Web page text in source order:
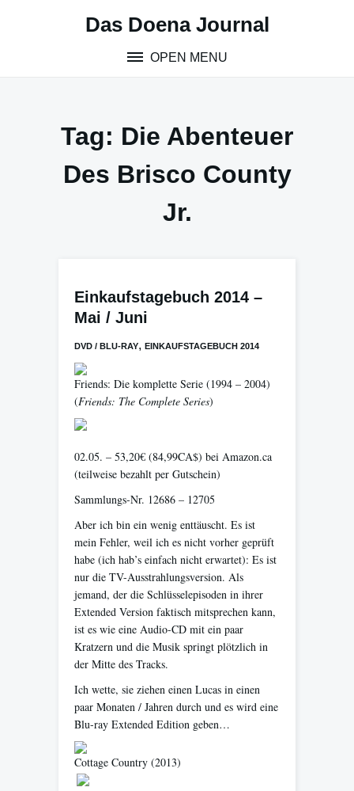
Das Doena Journal
OPEN MENU
Tag: Die Abenteuer
Des Brisco County
Jr.
Einkaufstagebuch 2014 –
Mai / Juni
DVD / BLU-RAY, EINKAUFSTAGEBUCH 2014
Friends: Die komplette Serie (1994 – 2004)
(Friends: The Complete Series)
02.05. – 53,20€ (84,99CA$) bei Amazon.ca
(teilweise bezahlt per Gutschein)
Sammlungs-Nr. 12686 – 12705
Aber ich bin ein wenig enttäuscht. Es ist
mein Fehler, weil ich es nicht vorher geprüft
habe (ich hab’s einfach nicht erwartet): Es ist
nur die TV-Ausstrahlungsversion. Als
jemand, der die Schlüsselepisoden in ihrer
Extended Version faktisch mitsprechen kann,
ist es wie eine Audio-CD mit ein paar
Kratzern und die Musik springt plötzlich in
der Mitte des Tracks.
Ich wette, sie ziehen einen Lucas in einen
paar Monaten / Jahren durch und es wird eine
Blu-ray Extended Edition geben…
Cottage Country (2013)